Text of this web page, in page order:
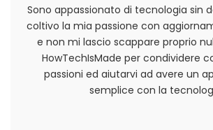
Sono appassionato di tecnologia sin
coltivo la mia passione con
e non mi lascio scappare proprio
HowTechIsMade per condividere
passioni ed aiutarvi ad avere un
semplice con la